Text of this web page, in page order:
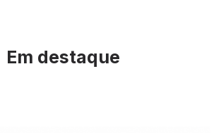
Em destaque